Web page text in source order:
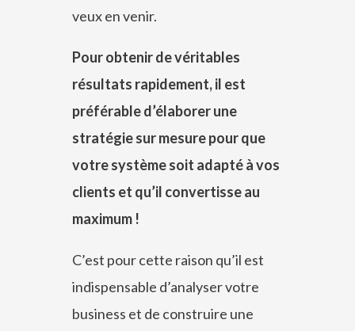
veux en venir.
Pour obtenir de véritables
résultats rapidement, il est
préférable d’élaborer une
stratégie sur mesure pour que
votre système soit adapté à vos
clients et qu’il convertisse au
maximum !
C’est pour cette raison qu’il est
indispensable d’analyser votre
business et de construire une